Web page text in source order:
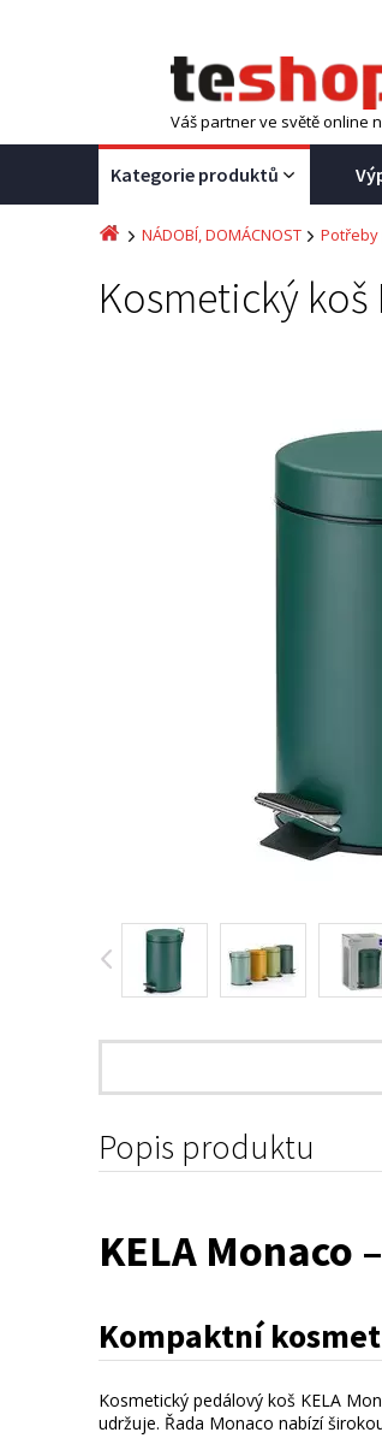
Váš partner ve světě online
Kategorie produktů
NÁDOBÍ, DOMÁCNOST
Kosmetický koš
Popis produktu
KELA Monaco
Kompaktní
Kosmetický pedálový koš KELA
udržuje. Řada Monaco nabízí